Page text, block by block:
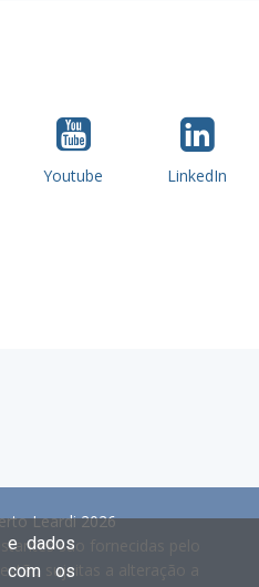
Youtube LinkedIn
Leardi 2026
são fornecidas pelo
sujeitas a alteração a
e dados
com os